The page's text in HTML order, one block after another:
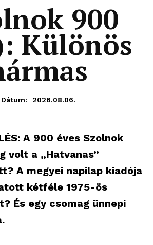
900
Különös
Dátum: 2026.08.06.
A 900 éves Szolnok
volt a „Hatvanas”
A megyei napilap kiadója
kétféle 1975-ös
És egy csomag ünnepi